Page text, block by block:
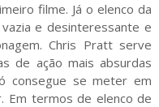
filme. Já o elenco da
e desinteressante e
Chris Pratt serve
de ação mais absurdas
consegue se meter em
Em termos de elenco de